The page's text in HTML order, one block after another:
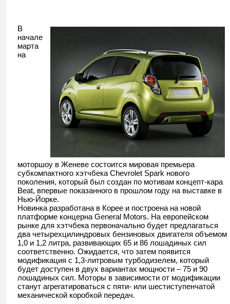
В
начале
марта
на
моторшоу в Женеве состоится мировая премьера
субкомпактного хэтчбека Chevrolet Spark нового
поколения, который был создан по мотивам концепт-кара
Beat, впервые показанного в прошлом году на выставке в
Нью-Йорке.
Новинка разработана в Корее и построена на новой
платформе концерна General Motors. На европейском
рынке для хэтчбека первоначально будет предлагаться
два четырехцилиндровых бензиновых двигателя объемом
1,0 и 1,2 литра, развивающих 65 и 86 лошадиных сил
соответственно. Ожидается, что затем появится
модификация с 1,3-литровым турбодизелем, который
будет доступен в двух вариантах мощности – 75 и 90
лошадиных сил. Моторы в зависимости от модификации
станут агрегатироваться с пяти- или шестиступенчатой
механической коробкой передач.